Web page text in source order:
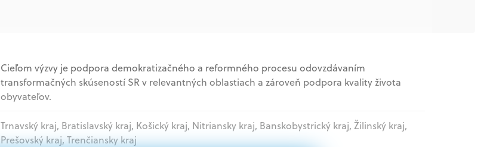
Cieľom výzvy je podpora demokratizačného a reformného procesu odovzdávaním
transformačných skúseností SR v relevantných oblastiach a zároveň podpora kvality života
obyvateľov.
Trnavský kraj, Bratislavský kraj, Košický kraj, Nitriansky kraj, Banskobystrický kraj, Žilinský kraj,
Prešovský kraj, Trenčiansky kraj